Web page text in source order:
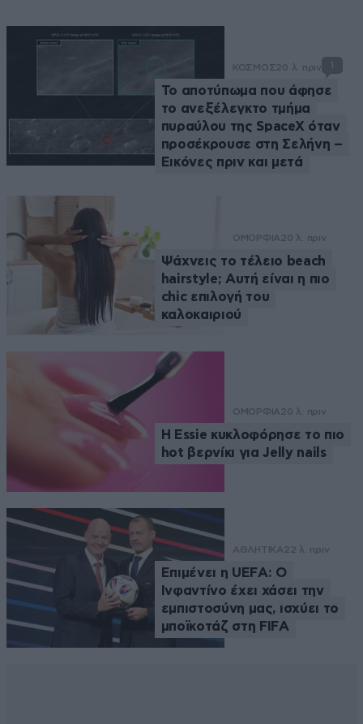
ΚΟΣΜΟΣ20 λ. πριν 1
Το αποτύπωμα που άφησε
το ανεξέλεγκτο τμήμα
πυραύλου της SpaceX όταν
προσέκρουσε στη Σελήνη –
Εικόνες πριν και μετά
ΟΜΟΡΦΙΑ 20 λ. πριν
Ψάχνεις το τέλειο beach
hairstyle; Αυτή είναι η πιο
chic επιλογή του
καλοκαιριού
ΟΜΟΡΦΙΑ20 λ. πριν
Η Essie κυκλοφόρησε το πιο
hot βερνίκι για Jelly nails
ΑΘΛΗΤΙΚΑ22 λ. πριν
Επιμένει η UEFA: Ο
Ινφαντίνο έχει χάσει την
εμπιστοσύνη μας, ισχύει το
μποϊκοτάζ στη FIFA